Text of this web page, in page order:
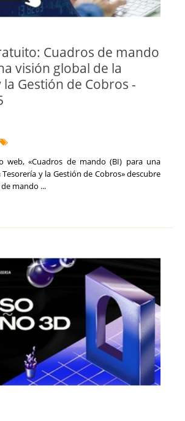
Cuadros de mando
visión global de la
Gestión de Cobros -
web, «Cuadros de mando (BI) para una
y la Gestión de Cobros» descubre
mando ...